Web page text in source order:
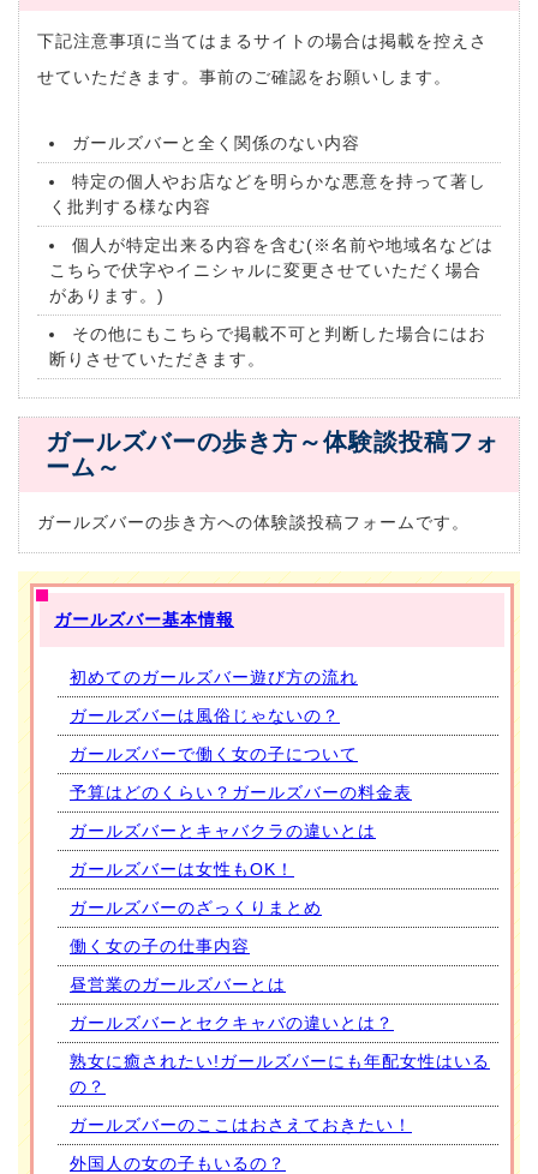
下記注意事項に当てはまるサイトの場合は掲載を控えさ
せていただきます。事前のご確認をお願いします。
ガールズバーと全く関係のない内容
特定の個人やお店などを明らかな悪意を持って著し
く批判する様な内容
個人が特定出来る内容を含む(※名前や地域名などは
こちらで伏字やイニシャルに変更させていただく場合
があります。)
その他にもこちらで掲載不可と判断した場合にはお
断りさせていただきます。
ガールズバーの歩き方～体験談投稿フォ
ーム～
ガールズバーの歩き方への体験談投稿フォームです。
ガールズバー基本情報
初めてのガールズバー遊び方の流れ
ガールズバーは風俗じゃないの？
ガールズバーで働く女の子について
予算はどのくらい？ガールズバーの料金表
ガールズバーとキャバクラの違いとは
ガールズバーは女性もOK！
ガールズバーのざっくりまとめ
働く女の子の仕事内容
昼営業のガールズバーとは
ガールズバーとセクキャバの違いとは？
熟女に癒されたい!ガールズバーにも年配女性はいる
の？
ガールズバーのここはおさえておきたい！
外国人の女の子もいるの？